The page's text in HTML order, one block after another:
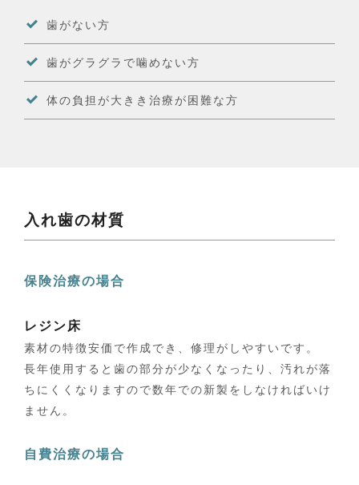
歯がない方
歯がグラグラで噛めない方
体の負担が大きき治療が困難な方
入れ歯の材質
保険治療の場合
レジン床
素材の特徴安価で作成でき、修理がしやすいです。
長年使用すると歯の部分が少なくなったり、汚れが落
ちにくくなりますので数年での新製をしなければいけ
ません。
自費治療の場合